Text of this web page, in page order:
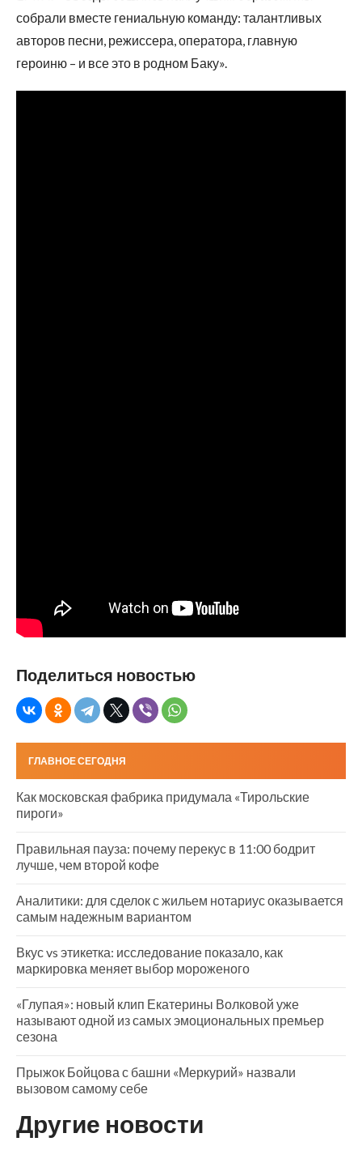
собрали вместе гениальную команду: талантливых
авторов песни, режиссера, оператора, главную
героиню – и все это в родном Баку».
Поделиться новостью
ГЛАВНОЕ СЕГОДНЯ
Как московская фабрика придумала «Тирольские
пироги»
Правильная пауза: почему перекус в 11:00 бодрит
лучше, чем второй кофе
Аналитики: для сделок с жильем нотариус оказывается
самым надежным вариантом
Вкус vs этикетка: исследование показало, как
маркировка меняет выбор мороженого
«Глупая»: новый клип Екатерины Волковой уже
называют одной из самых эмоциональных премьер
сезона
Прыжок Бойцова с башни «Меркурий» назвали
вызовом самому себе
Другие новости